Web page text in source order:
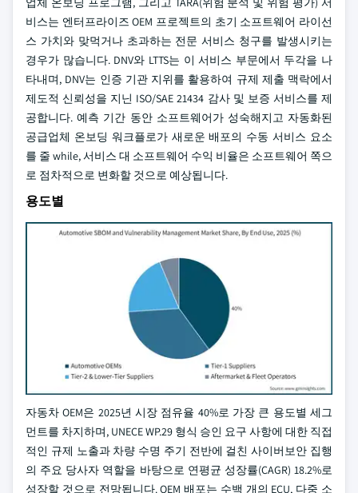
비스는 엔터프라이즈 OEM 프로젝트의 초기 소프트웨어 라이선
스 가치와 맞먹거나 초과하는 전문 서비스 청구를 발생시키는
경우가 많습니다. DNV와 LTTS는 이 서비스 부문에서 두각을 나
타내며, DNV는 인증 기관 지위를 활용하여 규제 제출 맥락에서
제도적 신뢰성을 지닌 ISO/SAE 21434 감사 및 보증 서비스를 제
공합니다. 예측 기간 동안 소프트웨어가 성숙해지고 자동화된
공급업체 온보딩 워크플로가 새로운 배포의 수동 서비스 요소
를 줄 while, 서비스 대 소프트웨어 수익 비율은 소프트웨어 쪽으
로 점차적으로 변화할 것으로 예상됩니다.
용도별
자동차 OEM은 2025년 시장 점유율 40%로 가장 큰 용도별 세그
먼트를 차지하며, UNECE WP.29 형식 승인 요구 사항에 대한 직접
적인 규제 노출과 차량 수명 주기 전반에 걸친 사이버보안 집행
의 주요 당사자 역할을 바탕으로 연평균 성장률(CAGR) 18.2%로
성장할 것으로 전망됩니다. OEM 배포는 수백 개의 ECU, 다중 소